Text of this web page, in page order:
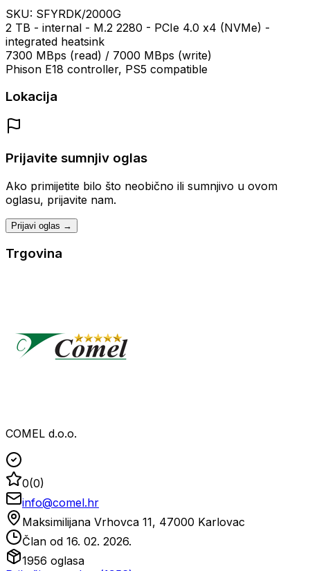
SKU: SFYRDK/2000G
2 TB - internal - M.2 2280 - PCIe 4.0 x4 (NVMe) -
integrated heatsink
7300 MBps (read) / 7000 MBps (write)
Phison E18 controller, PS5 compatible
Lokacija
Prijavite sumnjiv oglas
Ako primijetite bilo što neobično ili sumnjivo u ovom
oglasu, prijavite nam.
Prijavi oglas →
Trgovina
COMEL d.o.o.
0(0)
info@comel.hr
Maksimilijana Vrhovca 11, 47000 Karlovac
Član od 16. 02. 2026.
1956 oglasa